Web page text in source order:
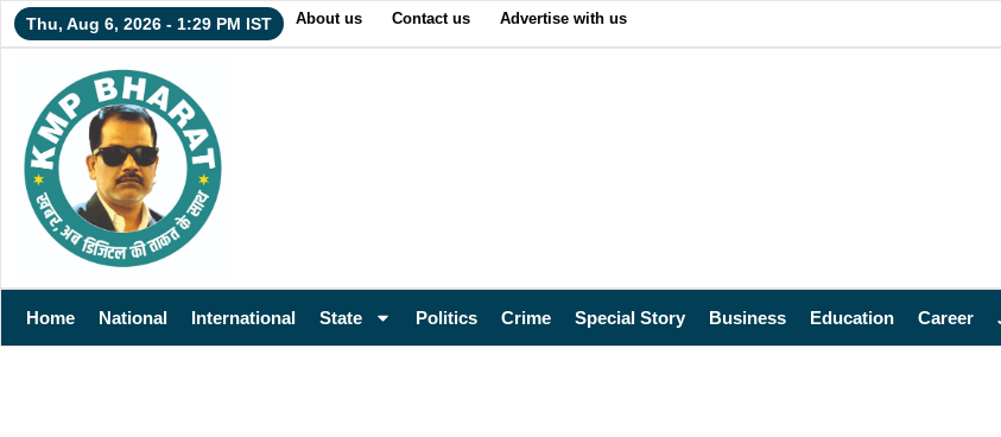
Thu, Aug 6, 2026 - 1:29 PM IST About us Contact us Advertise with us
Home National International State Politics Crime Special Story Business Education Career